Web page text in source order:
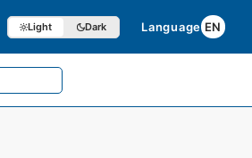
Light Dark Language EN